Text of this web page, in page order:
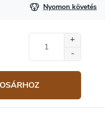
Nyomon követés